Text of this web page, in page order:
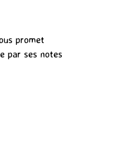
promet
par ses notes